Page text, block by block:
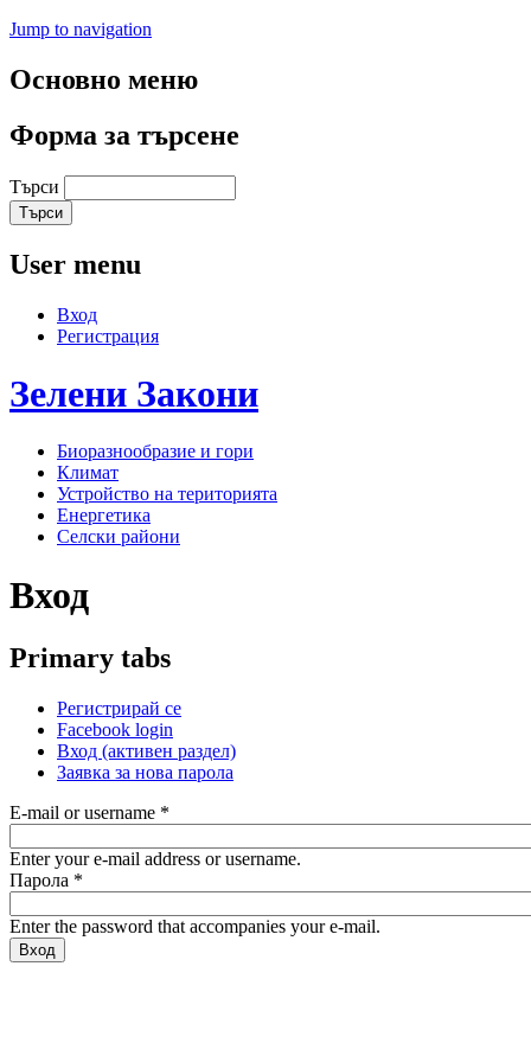
Jump to navigation
Основно меню
Форма за търсене
Търси
User menu
Вход
Регистрация
Зелени Закони
Биоразнообразие и гори
Климат
Устройство на територията
Енергетика
Селски райони
Вход
Primary tabs
Регистрирай се
Facebook login
Вход (активен раздел)
Заявка за нова парола
E-mail or username *
Enter your e-mail address or username.
Парола *
Enter the password that accompanies your e-mail.